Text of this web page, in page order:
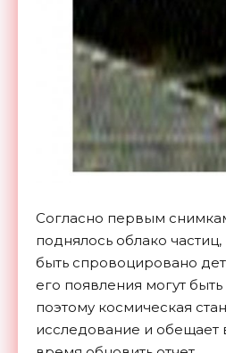
Согласно первым
поднялось облако
быть спровоцировано
его появления могут
поэтому космическая
исследование и